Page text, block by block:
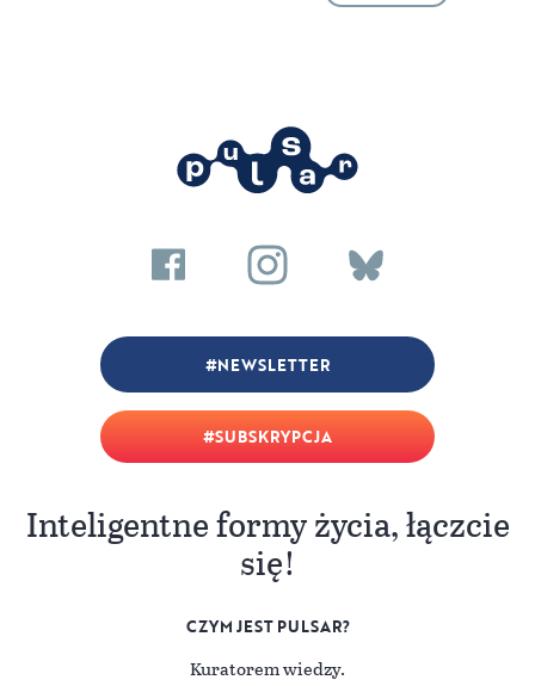
SUBSKRYPCJA
NEWSLETTER
Inteligentne formy życia, łączcie
się!
CZYM JEST PULSAR?
Kuratorem wiedzy.